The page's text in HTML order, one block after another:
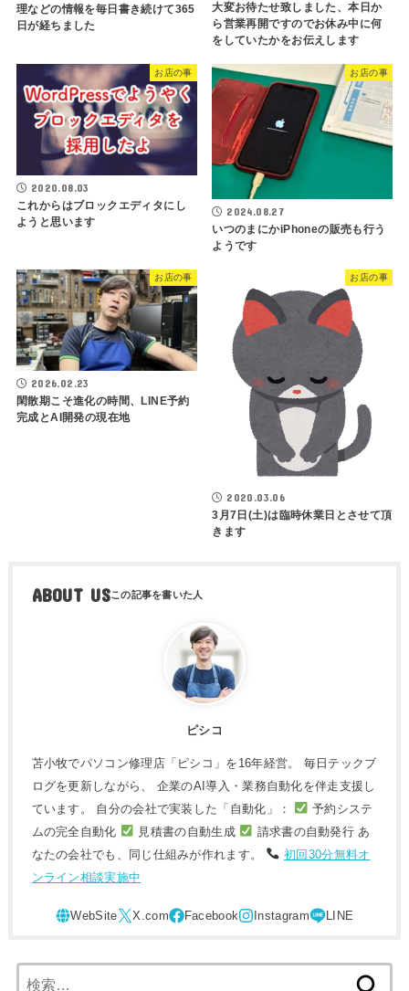
理などの情報を毎日書き続けて365
日が経ちました
大変お待たせ致しました、本日か
ら営業再開ですのでお休み中に何
をしていたかをお伝えします
お店の事
2020.08.03
これからはブロックエディタにし
ようと思います
お店の事
2024.08.27
いつのまにかiPhoneの販売も行う
ようです
お店の事
2026.02.23
閑散期こそ進化の時間、LINE予約
完成とAI開発の現在地
お店の事
2020.03.06
3月7日(土)は臨時休業日とさせて頂
きます
ABOUT US
ピシコ
苫小牧でパソコン修理店「ピシコ」を16年経営。 毎日テックブ
ログを更新しながら、 企業のAI導入・業務自動化を伴走支援し
ています。 自分の会社で実装した「自動化」：
予約システ
ムの完全自動化
見積書の自動生成
請求書の自動発行 あ
なたの会社でも、同じ仕組みが作れます。
初回30分無料オ
ンライン相談実施中